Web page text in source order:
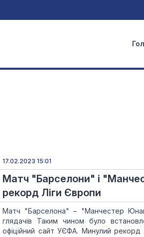
17.02.2023 15:01
Матч "Барселони" і
рекорд Ліги Європи
Матч "Барселона" – "Манчестер
глядачів Таким чином було
офіційний сайт УЄФА. Минулий